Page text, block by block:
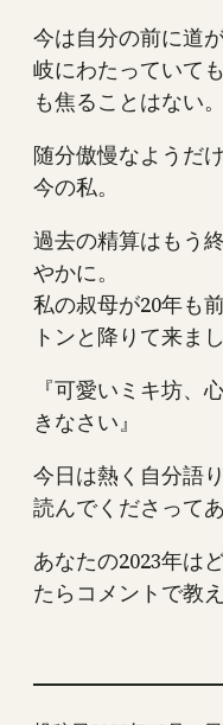
今は自分の前に道
岐にわたっていて
も焦ることはない。
随分傲慢なようだ
今の私。
過去の精算はもう
やかに。
私の叔母が20年も
トンと降りて来まし
『可愛いミキ坊、
きなさい』
今日は熱く自分語
読んでくださって
あなたの2023年は
たらコメントで教